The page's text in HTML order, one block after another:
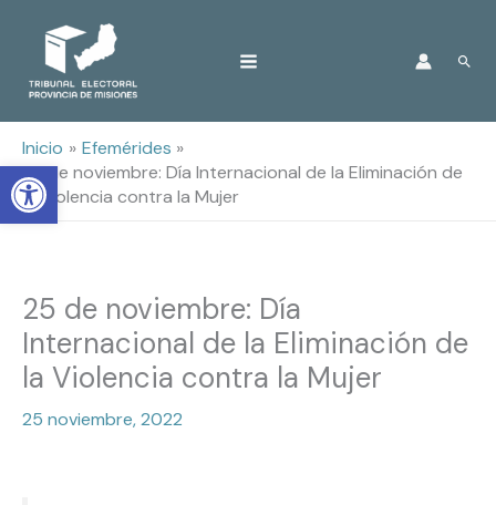
Open toolbar
Inicio
Efemérides
25 de noviembre: Día Internacional de la Eliminación de
la Violencia contra la Mujer
25 de noviembre: Día
Internacional de la Eliminación de
la Violencia contra la Mujer
25 noviembre, 2022